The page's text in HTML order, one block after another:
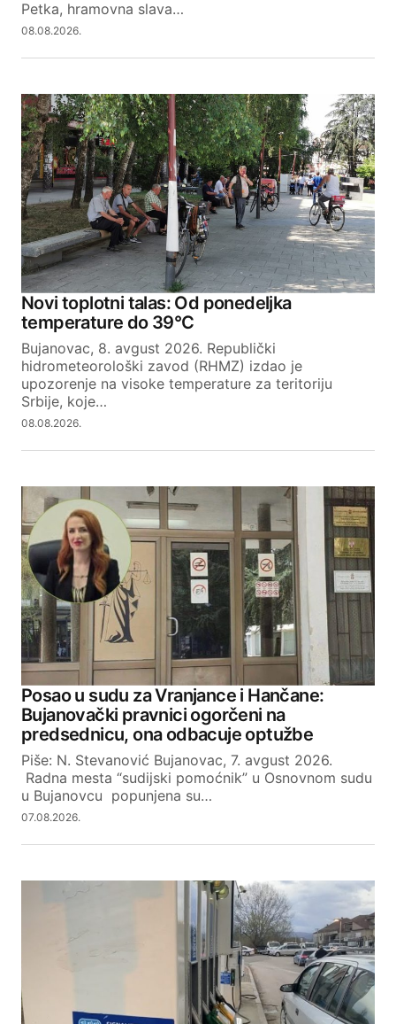
Petka, hramovna slava…
08.08.2026.
Novi toplotni talas: Od ponedeljka
temperature do 39°C
Bujanovac, 8. avgust 2026. Republički
hidrometeorološki zavod (RHMZ) izdao je
upozorenje na visoke temperature za teritoriju
Srbije, koje…
08.08.2026.
Posao u sudu za Vranjance i Hančane:
Bujanovački pravnici ogorčeni na
predsednicu, ona odbacuje optužbe
Piše: N. Stevanović Bujanovac, 7. avgust 2026.
Radna mesta “sudijski pomoćnik” u Osnovnom sudu
u Bujanovcu popunjena su…
07.08.2026.